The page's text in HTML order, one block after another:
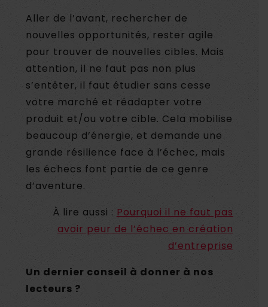
Aller de l’avant, rechercher de
nouvelles opportunités, rester agile
pour trouver de nouvelles cibles. Mais
attention, il ne faut pas non plus
s’entêter, il faut étudier sans cesse
votre marché et réadapter votre
produit et/ou votre cible. Cela mobilise
beaucoup d’énergie, et demande une
grande résilience face à l’échec, mais
les échecs font partie de ce genre
d’aventure.
À lire aussi : Pourquoi il ne faut pas
avoir peur de l’échec en création
d’entreprise
Un dernier conseil à donner à nos
lecteurs ?